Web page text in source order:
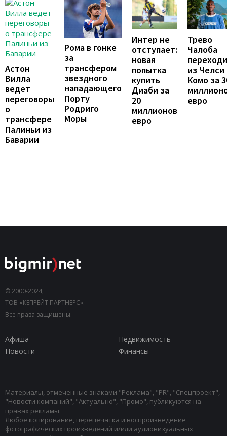
Астон
Вилла
ведет
переговоры
о
трансфере
Палиньи из
Баварии
Рома в гонке
за
трансфером
звездного
нападающего
Порту
Родриго
Моры
Интер не
отступает:
новая
попытка
купить
Диаби за
20
миллионов
евро
Трево
Чалоба
из Челси
Комо за
евро
© 2000-2024,
ТОВ «КЕПРЕЙТ ПАРТНЕРС».
Все права защищены.
Афиша
Недвижимость
Новости
Финансы
Материалы, отмеченные знаками "Реклама", "PR", "Спецпроект",
"Новости компаний", "Актуально", "Промо", публикуются на
правах рекламы.
Любое копирование, перепечатка и воспроизведение
фотографических произведений и/или аудиовизуальных